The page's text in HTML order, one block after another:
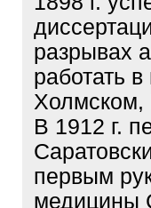
разрывах
работать
Холмском,
В 1912 г.
первым
медицины